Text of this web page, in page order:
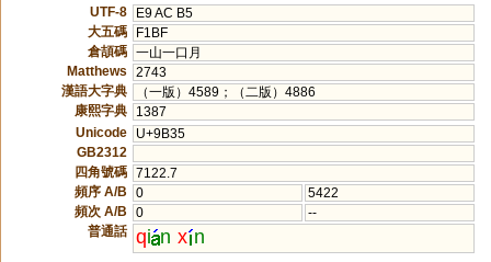
UTF-8
E9 AC B5
大五碼
F1BF
倉頡碼 一山一口月
Matthews
2743
漢語大字典
（一版）4589；（二版）4886
康熙字典
1387
Unicode
U+9B35
GB2312
四角號碼 7122.7
頻序 A/B
0
5422
頻次 A/B
0
--
普通話 qi n x n